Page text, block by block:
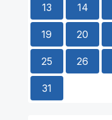
13 14
19 20
25 26
31